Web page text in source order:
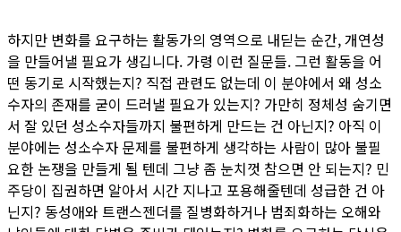
하지만 변화를 요구하는 활동가의 영역으로 내딛는 순간, 개연성
을 만들어낼 필요가 생깁니다. 가령 이런 질문들. 그런 활동을 어
떤 동기로 시작했는지? 직접 관련도 없는데 이 분야에서 왜 성소
수자의 존재를 굳이 드러낼 필요가 있는지? 가만히 정체성 숨기면
서 잘 있던 성소수자들까지 불편하게 만드는 건 아닌지? 아직 이
분야에는 성소수자 문제를 불편하게 생각하는 사람이 많아 불필
요한 논쟁을 만들게 될 텐데 그냥 좀 눈치껏 참으면 안 되는지? 민
주당이 집권하면 알아서 시간 지나고 포용해줄텐데 성급한 건 아
닌지? 동성애와 트랜스젠더를 질병화하거나 범죄화하는 오해와